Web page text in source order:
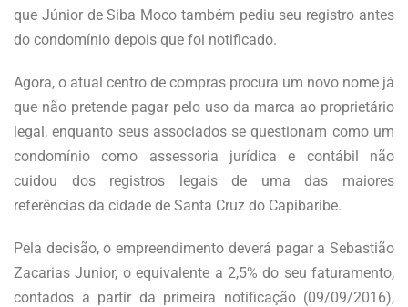
que Júnior de Siba Moco também pediu seu registro antes
do condomínio depois que foi notificado.
Agora, o atual centro de compras procura um novo nome já
que não pretende pagar pelo uso da marca ao proprietário
legal, enquanto seus associados se questionam como um
condomínio como assessoria jurídica e contábil não
cuidou dos registros legais de uma das maiores
referências da cidade de Santa Cruz do Capibaribe.
Pela decisão, o empreendimento deverá pagar a Sebastião
Zacarias Junior, o equivalente a 2,5% do seu faturamento,
contados a partir da primeira notificação (09/09/2016),